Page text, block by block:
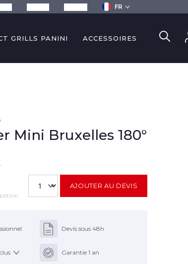
FR
GRILLS PANINI ACCESSOIRES
Mini Bruxelles 180°
AJOUTER AU DEVIS
Devis sous 48h
Garantie 1 an